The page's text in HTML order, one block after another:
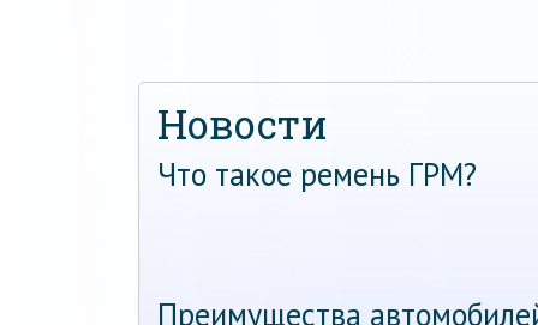
Новости
Что такое ремень ГРМ?
Преимущества